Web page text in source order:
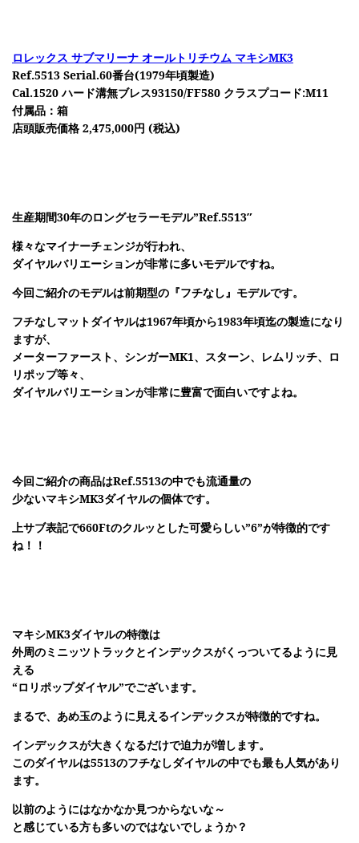
ロレックス サブマリーナ オールトリチウム マキシMK3
Ref.5513 Serial.60番台(1979年頃製造)
Cal.1520 ハード溝無ブレス93150/FF580 クラスプコード:M11
付属品：箱
店頭販売価格 2,475,000円 (税込)
生産期間30年のロングセラーモデル”Ref.5513″
様々なマイナーチェンジが行われ、
ダイヤルバリエーションが非常に多いモデルですね。
今回ご紹介のモデルは前期型の『フチなし』モデルです。
フチなしマットダイヤルは1967年頃から1983年頃迄の製造になり
ますが、
メーターファースト、シンガーMK1、スターン、レムリッチ、ロ
リポップ等々、
ダイヤルバリエーションが非常に豊富で面白いですよね。
今回ご紹介の商品はRef.5513の中でも流通量の
少ないマキシMK3ダイヤルの個体です。
上サブ表記で660Ftのクルッとした可愛らしい”6”が特徴的です
ね！！
マキシMK3ダイヤルの特徴は
外周のミニッツトラックとインデックスがくっついてるように見
える
“ロリポップダイヤル”でございます。
まるで、 あめ玉のように見えるインデックスが特徴的ですね。
インデックスが大きくなるだけで迫力が増します。
このダイヤルは5513のフチなしダイヤルの中でも最も人気があり
ます。
以前のようにはなかなか見つからないな～
と感じている方も多いのではないでしょうか？